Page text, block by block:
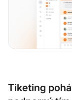
Tiketing